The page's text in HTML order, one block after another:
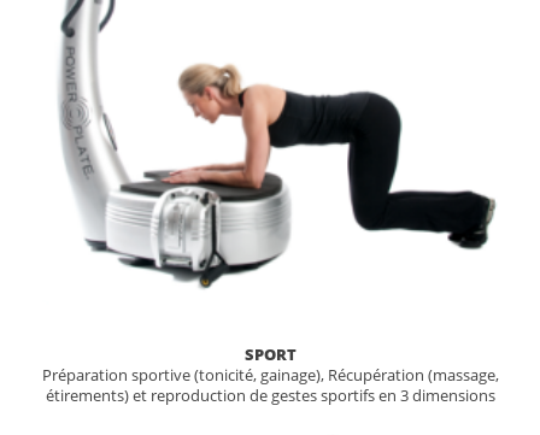
SPORT
Préparation sportive (tonicité, gainage), Récupération (massage,
étirements) et reproduction de gestes sportifs en 3 dimensions